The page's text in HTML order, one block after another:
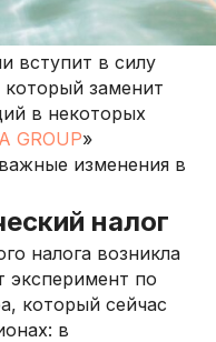
вступит в силу
который заменит
в некоторых
GROUP»
изменения в
налог
налога возникла
эксперимент по
который сейчас
в